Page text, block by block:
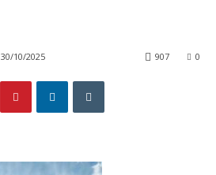
30/10/2025 0
907